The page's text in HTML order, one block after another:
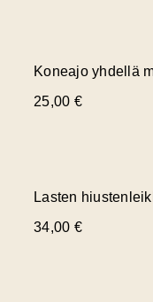
Koneajo yhdellä
25,00 €
Lasten
34,00 €